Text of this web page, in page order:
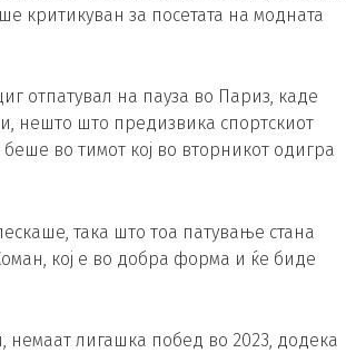
критикуван за посетата на модната
отпатувал на пауза во Париз, каде
нешто што предизвика спортскиот
во тимот кој во вторникот одигра
така што тоа патување стана
кој е во добра форма и ќе биде
немаат лигашка побед во 2023, додека